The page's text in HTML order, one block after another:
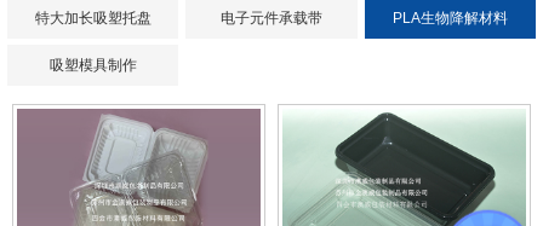
特大加长吸塑托盘 电子元件承载带 PLA生物降解材料
吸塑模具制作